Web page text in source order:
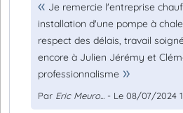
Je remercie l'entreprise
installation d'une pompe à
respect des délais, travail
encore à Julien Jérémy et
professionnalisme
Par Eric Meuro... - Le 08/07/2024